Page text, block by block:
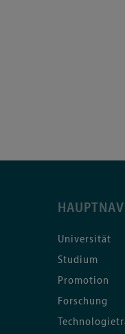
Universität
Studium
Promotion
Forschung